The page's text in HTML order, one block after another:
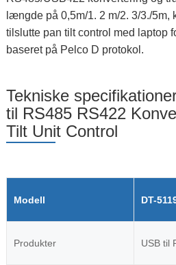
længde på 0,5m/1. 2 m/2. 3/3./5m,
tilslutte pan tilt control med laptop
baseret på Pelco D protokol.
Tekniske
til RS485 RS422
Tilt Unit Control
Modell DT-
Produkter USB til